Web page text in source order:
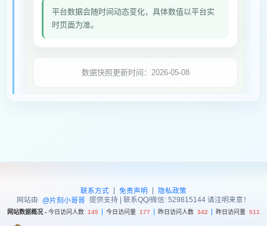
平台数据会随时间动态变化，具体数值以平台实
时页面为准。
数据快照更新时间：2026-05-08
联系方式 | 免责声明 |
隐私政策
网站由
@片刻小哥哥 提供支持 | 联系QQ/微信: 529815144 请注明来意！
网站数据概况 - 今日访问人数 145 今日访问量 177 昨日访问人数 342 昨日访问量 511